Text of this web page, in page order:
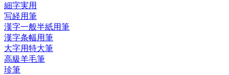
細字実用
写経用筆
漢字一般半紙用筆
漢字条幅用筆
大字用特大筆
高級羊毛筆
珍筆